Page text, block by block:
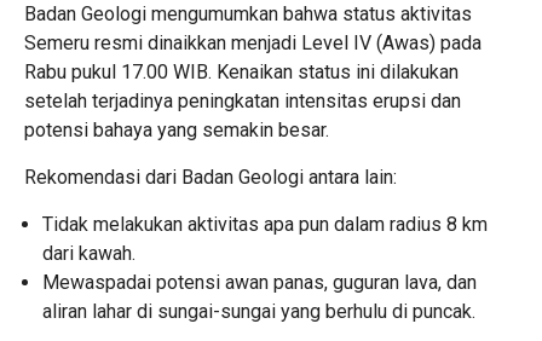
Badan Geologi mengumumkan bahwa status aktivitas
Semeru resmi dinaikkan menjadi Level IV (Awas) pada
Rabu pukul 17.00 WIB. Kenaikan status ini dilakukan
setelah terjadinya peningkatan intensitas erupsi dan
potensi bahaya yang semakin besar.
Rekomendasi dari Badan Geologi antara lain:
Tidak melakukan aktivitas apa pun dalam radius 8 km
dari kawah.
Mewaspadai potensi awan panas, guguran lava, dan
aliran lahar di sungai-sungai yang berhulu di puncak.